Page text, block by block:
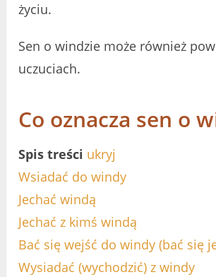
życiu.
Sen o windzie może również
uczuciach.
Co oznacza sen o
Spis treści ukryj
Wsiadać do windy
Jechać windą
Jechać z kimś windą
Bać się wejść do windy (bać się
Wysiadać (wychodzić) z windy